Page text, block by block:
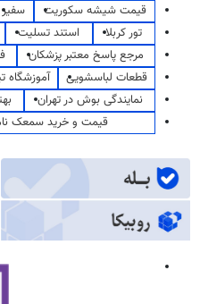
قیمت شیشه سکوریت سفیر
تور کربلا
استند تسلیت
مرجع پاسخ معتبر پزشکان
قطعات لباسشویی
آموزشگاه
نمایندگی بوش در تهران
قیمت و خرید سمعک